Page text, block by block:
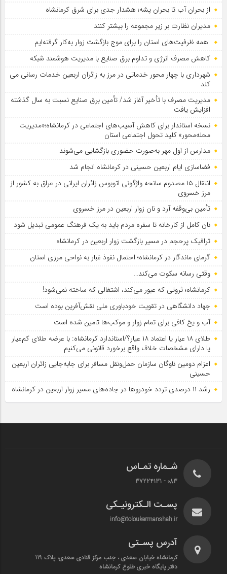
از بحران آب تا بحران پشه؛ هشدار جدی برای شرق کرمانشاه
مدیران نظارت بر زیر مجموعه را بیشتر کنند
همه ظرفیت‌های استان را برای موج بازگشت زوار به‌کار گرفته‌ایم
کاهش مصرف انرژی و تداوم برق صنایع با مدیریت هوشمند شبکه
شهرداری با چهار محور خدماتی در مرز به زائران اربعین خدمات رسانی می
کند
مدیریت مصرف با تأخیر آغاز شد/ تأمین برق صنایع نسبت به سال گذشته
افزایش یافت
نسخه استاندار برای کاهش آسیب‌های اجتماعی در کرمانشاه؛«مدیریت
محله‌محور» کلید تحول اجتماعی استان
مدارس از اول مهر به‌صورت حضوری بازگشایی می‌شوند
فضاسازی ایام اربعین حسینی در کرمانشاه انجام شد
انتقال ۱۵ مصدوم سانحه واژگونی اتوبوس زائران ایرانی در عراق به کشور از
مرز خسروی
تأمین بی‌وقفه آرد و نان زوار اربعین در مرز خسروی
نان کامل از کارخانه تا سفره مردم باید به یک فرهنگ عمومی تبدیل شود
ترافیک پرحجم در مسیر بازگشت زوار اربعین در کرمانشاه
گرمای ماندگار در کرمانشاه؛ احتمال نفوذ غبار به نواحی مرزی استان
وقتی رسانه سکوت می‌کند…
کرمانشاه؛ ثروتی که عبور می‌کند، اشتغالی که ساخته نمی‌شود!
جهاد دانشگاهی در تقویت خودباوری ملی نقش‌آفرین بوده است
آب و یخ کافی برای تمام زوار و موکب‌ها تامین شده است
طلای ۱۸ عیار یا اعتماد ۱۸ عیار؟/استاندارد کرمانشاه: با عرضه طلای کم‌عیار
یا دارای مشخصات خلاف واقع برخورد قانونی می‌کنیم
اعزام دومین ناوگان سازمان حمل‌ونقل مسافر برای جابه‌جایی زائران اربعین
حسینی
رشد ۱۱ درصدی تردد خودروها در جاده‌های مسیر زوار اربعین در کرمانشاه
شـماره تمـاس
083 - 37224131
پسـت الـکترونیـکی
info@toloukermanshah.ir
آدرس پسـتی
کرمانشاه خیابان سعدی ، جنب مرکز قنادی سعدی، پلاک 119
دفتر پایگاه خبری طلوع کرمانشاه